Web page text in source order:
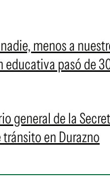
menos a
pasó de
general de la
en Durazno